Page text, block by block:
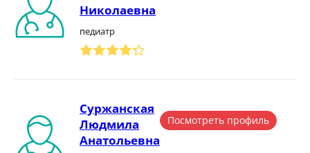
Николаевна
педиатр
Суржанская
Людмила
Анатольевна
Посмотреть профиль